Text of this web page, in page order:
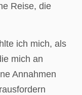
Reise, die
ich mich, als
mich an
Annahmen